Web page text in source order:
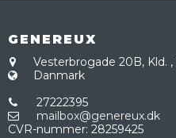
GENEREUX
Vesterbrogade 20B, Kld. ,
Danmark
27222395
mailbox@genereux.dk
CVR-nummer: 28259425